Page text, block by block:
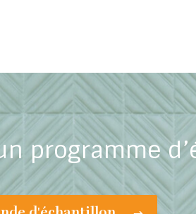
programme